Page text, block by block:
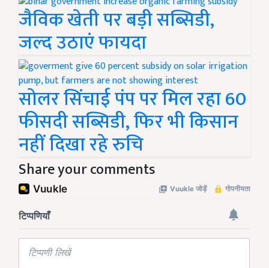
जैविक खेती पर बड़ी सब्सिडी,
जल्द उठाएं फायदा
सोलर सिंचाई पंप पर मिल रहा 60
फीसदी सब्सिडी, फिर भी किसान
नहीं दिखा रहे रुचि
Share your comments